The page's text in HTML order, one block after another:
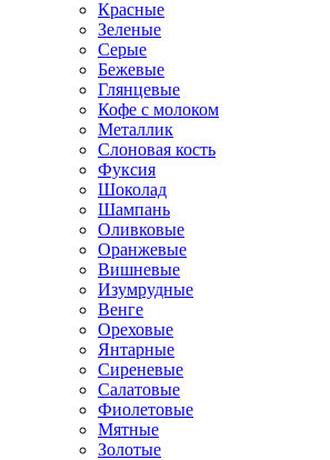
Красные
Зеленые
Серые
Бежевые
Глянцевые
Кофе с молоком
Металлик
Слоновая кость
Фуксия
Шоколад
Шампань
Оливковые
Оранжевые
Вишневые
Изумрудные
Венге
Ореховые
Янтарные
Сиреневые
Салатовые
Фиолетовые
Мятные
Золотые